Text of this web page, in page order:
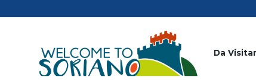
Da